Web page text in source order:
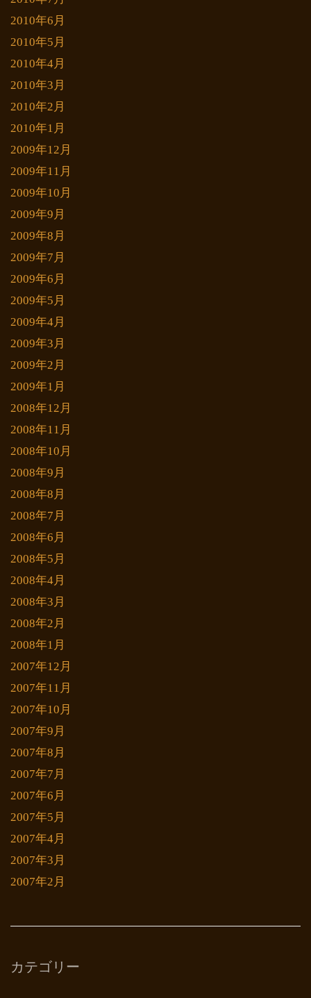
2010年6月
2010年5月
2010年4月
2010年3月
2010年2月
2010年1月
2009年12月
2009年11月
2009年10月
2009年9月
2009年8月
2009年7月
2009年6月
2009年5月
2009年4月
2009年3月
2009年2月
2009年1月
2008年12月
2008年11月
2008年10月
2008年9月
2008年8月
2008年7月
2008年6月
2008年5月
2008年4月
2008年3月
2008年2月
2008年1月
2007年12月
2007年11月
2007年10月
2007年9月
2007年8月
2007年7月
2007年6月
2007年5月
2007年4月
2007年3月
2007年2月
カテゴリー